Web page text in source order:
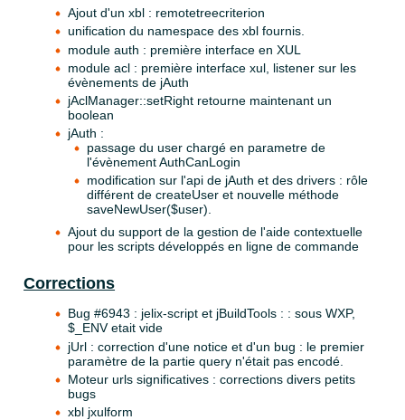
Ajout d'un xbl : remotetreecriterion
unification du namespace des xbl fournis.
module auth : première interface en XUL
module acl : première interface xul, listener sur les
évènements de jAuth
jAclManager::setRight retourne maintenant un
boolean
jAuth :
passage du user chargé en parametre de
l'évènement AuthCanLogin
modification sur l'api de jAuth et des drivers : rôle
différent de createUser et nouvelle méthode
saveNewUser($user).
Ajout du support de la gestion de l'aide contextuelle
pour les scripts développés en ligne de commande
Corrections
Bug #6943 : jelix-script et jBuildTools : : sous WXP,
$_ENV etait vide
jUrl : correction d'une notice et d'un bug : le premier
paramètre de la partie query n'était pas encodé.
Moteur urls significatives : corrections divers petits
bugs
xbl jxulform